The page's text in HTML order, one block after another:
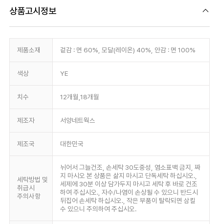
상품고시정보
제품소재 겉감 : 면 60%, 모달(레이온) 40%, 안감 : 면 100%
색상 YE
치수 12개월,18개월
제조자 서양네트웍스
제조국 대한민국
세탁방법 및
취급시
주의사항
뉘어서 그늘건조, 손세탁 30도중성, 염소표백 금지, 짜
지 마시오 본 상품은 삶지 마시고 단독세탁 하십시오.,
세제에 30분 이상 담가두지 마시고 세탁 후 바로 건조
하여 주십시오., 자수/나염이 손상될 수 있으니 반드시
뒤집어 손세탁 하십시오., 작은 부품이 탈락되면 삼킬
수 있으니 주의하여 주십시오.